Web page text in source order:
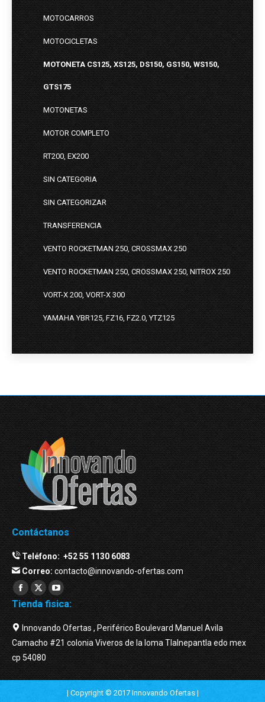
MOTOCARROS
MOTOCICLETAS
MOTONETA CS125, XS125, DS150, GS150, WS150,
GTS175
MOTONETAS
MOTOR COMPLETO
RT200, EX200
SIN CATEGORIA
SIN CATEGORIZAR
TRANSFERENCIA
VENTO ROCKETMAN 250, CROSSMAX 250
VENTO ROCKETMAN 250, CROSSMAX 250, NITROX 250
VORT-X 200, VORT-X 300
YAMAHA YBR125, FZ16, FZ2.0, YTZ125
Contáctanos
Teléfono:+52 55 1130 6083
Correo:contacto@innovando-ofertas.com
Facebook
page
opens
in
new
window
Twitter
page
opens
in
new
window
YouTube
page
opens
in
new
window
Tienda fisica:
Innovando Ofertas , Periférico Boulevard Manuel Avila
Camacho #21 colonia Viveros de la loma Tlalnepantla edo mex
cp 54080
| Copyright © 2017 Innovando Ofertas |